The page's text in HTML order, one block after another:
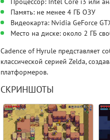
Процессор: Intel Core i3 или
Память: не менее 4 ГБ ОЗУ
Видеокарта: Nvidia GeForce
Место на диске: около 2 ГБ
Cadence of Hyrule представляет
классической серией Zelda,
платформеров.
СКРИНШОТЫ